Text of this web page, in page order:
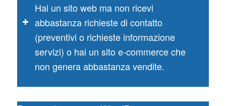
Hai un sito web ma non ricevi
abbastanza richieste di contatto
(preventivi o richieste informazione
servizi) o hai un sito e-commerce che
non genera abbastanza vendite.